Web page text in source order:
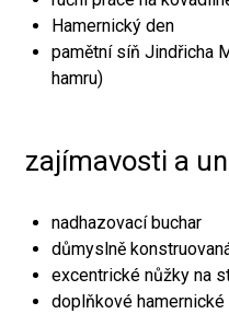
Hamernický den
pamětní síň Jindřicha
hamru)
zajímavosti a
nadhazovací buchar
důmyslně
excentrické nůžky na
doplňkové